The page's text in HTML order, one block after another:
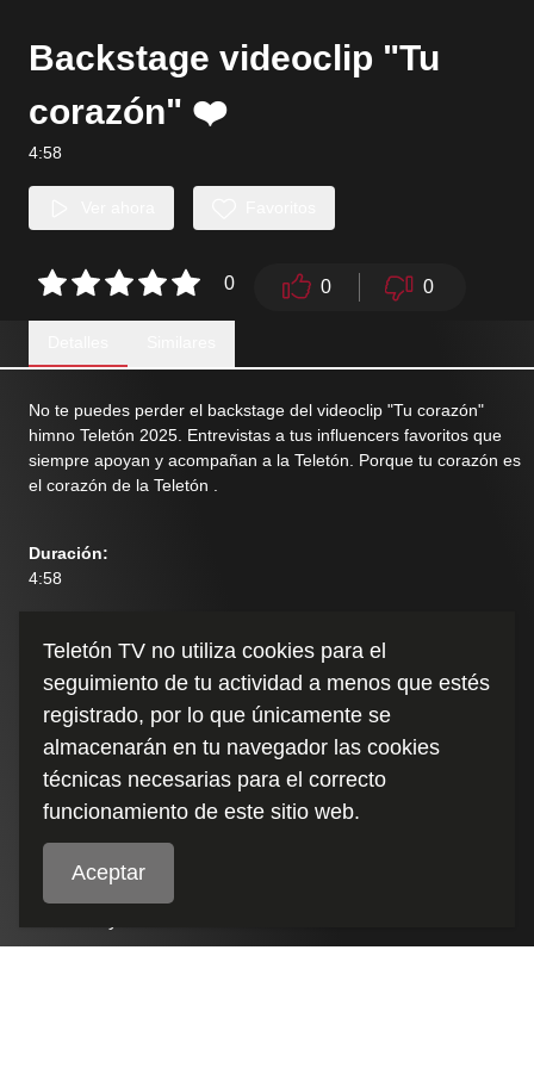
Backstage videoclip "Tu
corazón" ❤️
4:58
0 0 0
No te puedes perder el backstage del videoclip "Tu corazón"
himno Teletón 2025. Entrevistas a tus influencers favoritos que
siempre apoyan y acompañan a la Teletón. Porque tu corazón es
el corazón de la Teletón .
Duración:
4:58
Políticas de cookies
Teletón TV no utiliza cookies para el
seguimiento de tu actividad a menos que estés
registrado, por lo que únicamente se
almacenarán en tu navegador las cookies
técnicas necesarias para el correcto
funcionamiento de este sitio web.
Aceptar